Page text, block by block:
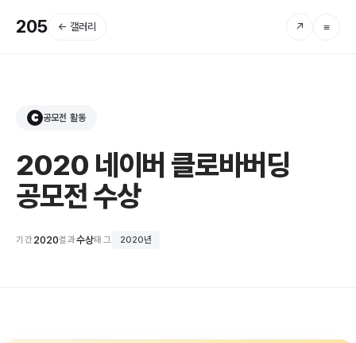
205 ← 갤러리 ↗ ≡
C 공모전 활동
2020 네이버 클로바버딩
공모전 수상
기간2020결과수상태그 2020년